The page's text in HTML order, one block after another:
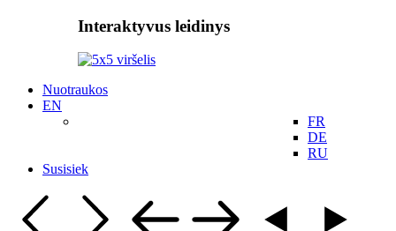
Interaktyvus leidinys
Nuotraukos
EN
FR
DE
RU
Susisiek